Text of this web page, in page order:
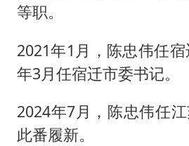
等职。
2021年1月，陈忠伟任
年3月任宿迁市委书记。
2024年7月，陈忠伟任
此番履新。